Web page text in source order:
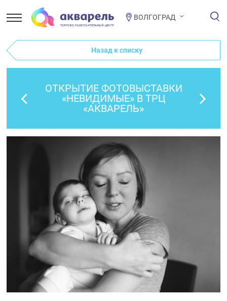
ВОЛГОГРАД
Назад к списку
ОТКРЫТИЕ ФОТОВЫСТАВКИ
«НЕВИДИМЫЕ» В ТРЦ
«АКВАРЕЛЬ»